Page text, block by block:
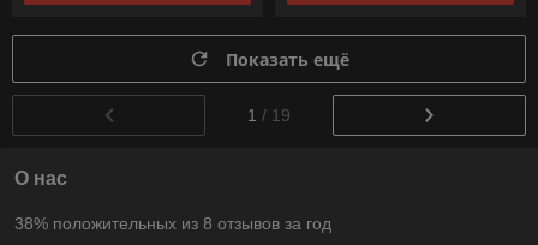
Показать ещё
1 / 19
О нас
38% положительных из 8 отзывов за год